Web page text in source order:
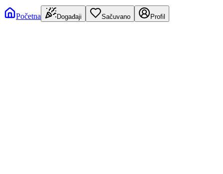
Početna Događaji Sačuvano Profil